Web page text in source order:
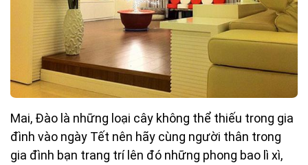
Mai, Đào là những loại cây không thể thiếu trong gia
đình vào ngày Tết nên hãy cùng người thân trong
gia đình bạn trang trí lên đó những phong bao lì xì,